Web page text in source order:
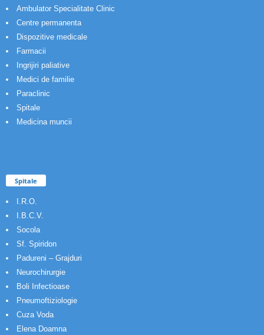
Ambulator Specialitate Clinic
Centre permanenta
Dispozitive medicale
Farmacii
Ingrijiri paliative
Medici de familie
Paraclinic
Spitale
Medicina muncii
Spitale
I.R.O.
I.B.C.V.
Socola
Sf. Spiridon
Padureni – Grajduri
Neurochirurgie
Boli Infectioase
Pneumoftiziologie
Cuza Voda
Elena Doamna